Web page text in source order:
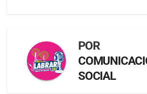
POR
SOCIAL